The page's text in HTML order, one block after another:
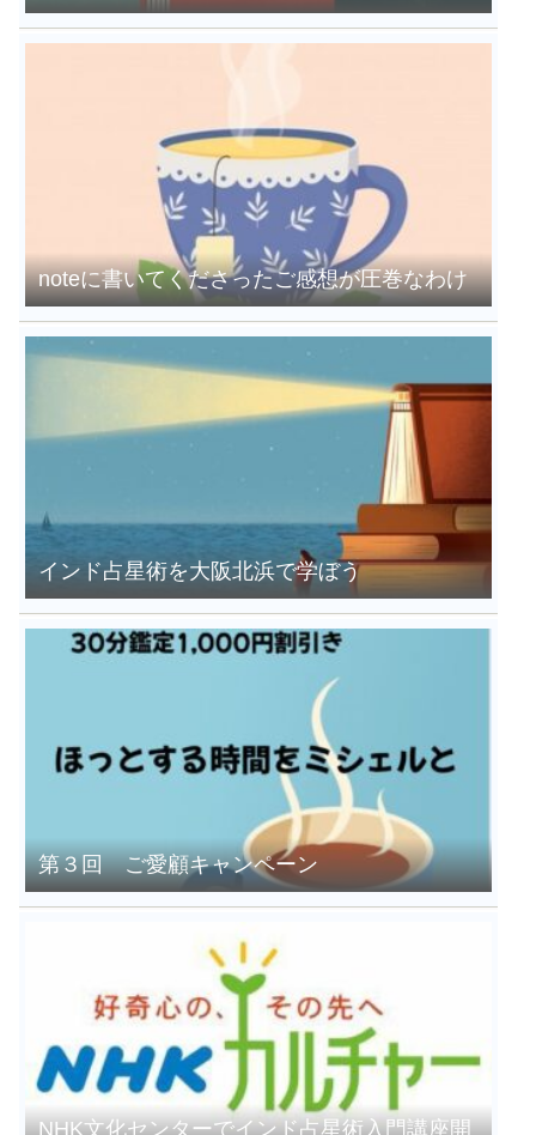
noteに書いてくださったご感想が圧巻なわけ
インド占星術を大阪北浜で学ぼう
第３回 ご愛顧キャンペーン
NHK文化センターでインド占星術入門講座開